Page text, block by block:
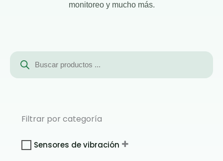
monitoreo y mucho más.
Búsqueda
productos
Filtrar por categoría
Sensores de vibración